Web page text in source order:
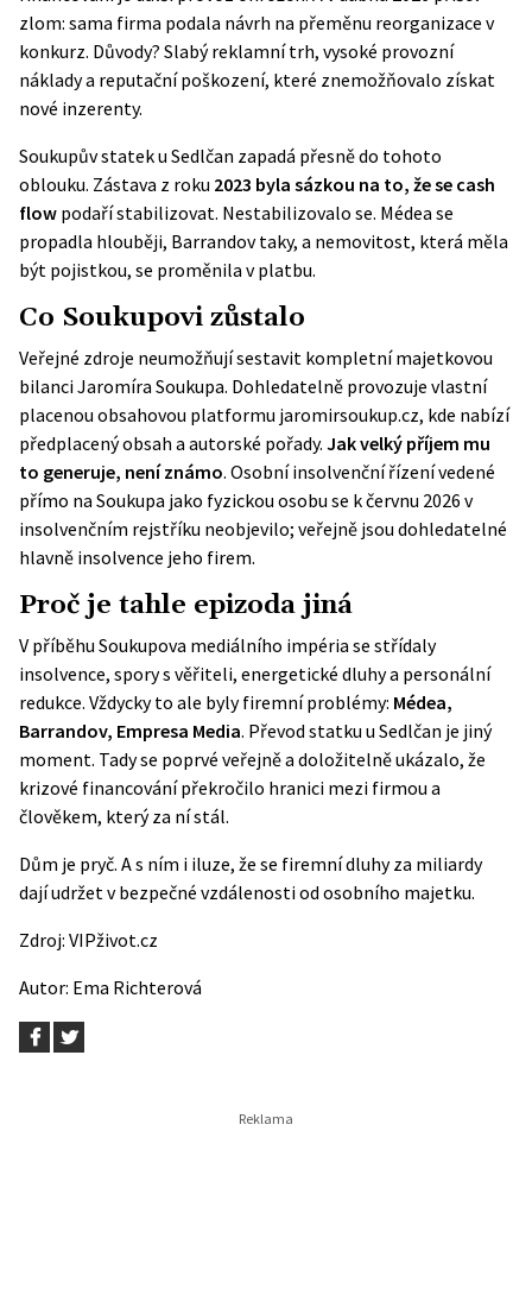
zlom: sama firma podala návrh na přeměnu reorganizace v
konkurz. Důvody? Slabý reklamní trh, vysoké provozní
náklady a reputační poškození, které znemožňovalo získat
nové inzerenty.
Soukupův statek u Sedlčan zapadá přesně do tohoto
oblouku. Zástava z roku 2023 byla sázkou na to, že se cash
flow podaří stabilizovat. Nestabilizovalo se. Médea se
propadla hlouběji, Barrandov taky, a nemovitost, která měla
být pojistkou, se proměnila v platbu.
Co Soukupovi zůstalo
Veřejné zdroje neumožňují sestavit kompletní majetkovou
bilanci Jaromíra Soukupa. Dohledatelně provozuje vlastní
placenou obsahovou platformu jaromirsoukup.cz, kde nabízí
předplacený obsah a autorské pořady. Jak velký příjem mu
to generuje, není známo. Osobní insolvenční řízení vedené
přímo na Soukupa jako fyzickou osobu se k červnu 2026 v
insolvenčním rejstříku neobjevilo; veřejně jsou dohledatelné
hlavně insolvence jeho firem.
Proč je tahle epizoda jiná
V příběhu Soukupova mediálního impéria se střídaly
insolvence, spory s věřiteli, energetické dluhy a personální
redukce. Vždycky to ale byly firemní problémy: Médea,
Barrandov, Empresa Media. Převod statku u Sedlčan je jiný
moment. Tady se poprvé veřejně a doložitelně ukázalo, že
krizové financování překročilo hranici mezi firmou a
člověkem, který za ní stál.
Dům je pryč. A s ním i iluze, že se firemní dluhy za miliardy
dají udržet v bezpečné vzdálenosti od osobního majetku.
Zdroj: VIPživot.cz
Autor: Ema Richterová